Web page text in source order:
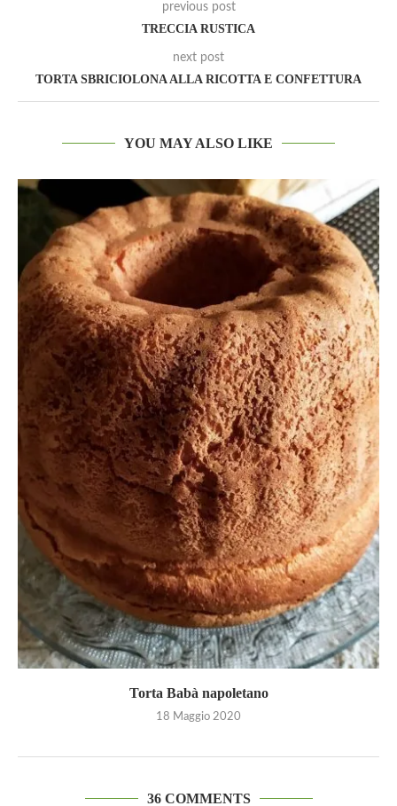
previous post
TRECCIA RUSTICA
next post
TORTA SBRICIOLONA ALLA RICOTTA E CONFETTURA
YOU MAY ALSO LIKE
Torta Babà napoletano
18 Maggio 2020
36 COMMENTS